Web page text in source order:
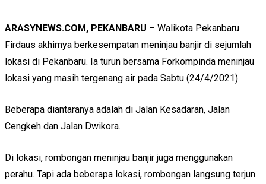
ARASYNEWS.COM, PEKANBARU – Walikota Pekanbaru
Firdaus akhirnya berkesempatan meninjau banjir di sejumlah
lokasi di Pekanbaru. Ia turun bersama Forkompinda meninjau
lokasi yang masih tergenang air pada Sabtu (24/4/2021).
Beberapa diantaranya adalah di Jalan Kesadaran, Jalan
Cengkeh dan Jalan Dwikora.
Di lokasi, rombongan meninjau banjir juga menggunakan
perahu. Tapi ada beberapa lokasi, rombongan langsung terjun